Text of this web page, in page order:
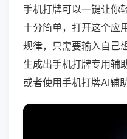
手机打牌可以一键让你
十分简单，打开这个应
规律，只需要输入自己
生成出手机打牌专用辅
或者使用手机打牌AI辅